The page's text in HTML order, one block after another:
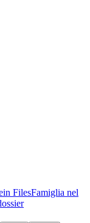
FilesFamiglia nel